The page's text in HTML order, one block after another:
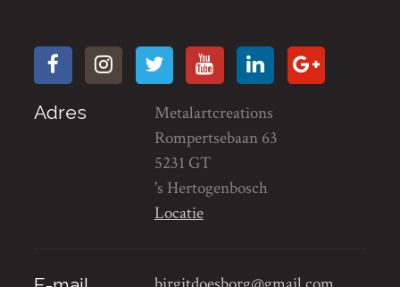
Adres
Metalartcreations
Rompertsebaan 63
5231 GT
's Hertogenbosch
Locatie